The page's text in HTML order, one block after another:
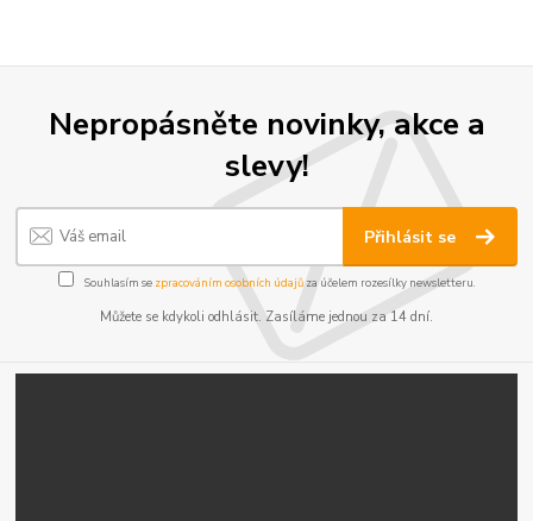
Nepropásněte novinky, akce a
slevy!
Přihlásit se
Souhlasím se zpracováním osobních údajůza účelem rozesílky newsletteru.
Můžete se kdykoli odhlásit. Zasíláme jednou za 14 dní.